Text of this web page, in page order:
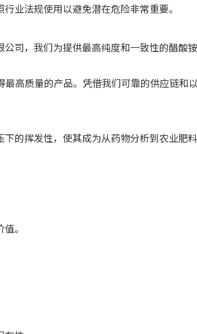
业法规使用以避免潜在危险非常重要。
司，我们为提供最高纯度和一致性的醋酸
高质量的产品。凭借我们可靠的供应链和
的挥发性，使其成为从药物分析到农业肥
。